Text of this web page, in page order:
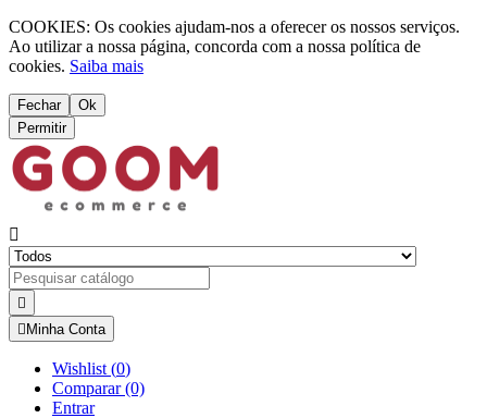
COOKIES: Os cookies ajudam-nos a oferecer os nossos serviços.
Ao utilizar a nossa página, concorda com a nossa política de
cookies. Saiba mais
Fechar
Ok
Permitir


 Minha Conta
Wishlist (0)
Comparar(0)
Entrar